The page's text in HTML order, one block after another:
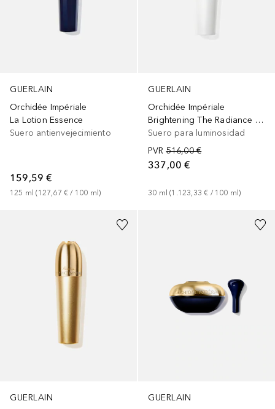
GUERLAIN
Orchidée Impériale
La Lotion Essence
Suero antienvejecimiento
159,59 €
125 ml (127,67 € / 100 ml)
GUERLAIN
Orchidée Impériale
Brightening The Radiance Concentrate
Suero para luminosidad
PVR 516,00 €
337,00 €
30 ml (1.123,33 € / 100 ml)
GUERLAIN
GUERLAIN